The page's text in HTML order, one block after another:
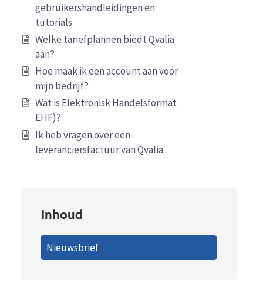
gebruikershandleidingen en
tutorials
Welke tariefplannen biedt Qvalia
aan?
Hoe maak ik een account aan voor
mijn bedrijf?
Wat is Elektronisk Handelsformat
EHF)?
Ik heb vragen over een
leveranciersfactuur van Qvalia
Inhoud
Nieuwsbrief